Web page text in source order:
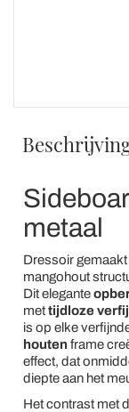
metaal
Dressoir
mangohout
Dit elegante
mettijdloze
is op elke
houten frame
effect, dat
diepte aan het
Het contrast met